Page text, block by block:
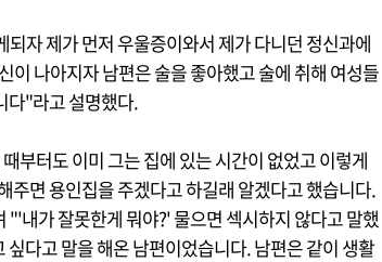
자 제가 먼저 우울증이와서 제가 다니던 정신과에
나아지자 남편은 술을 좋아했고 술에 취해 여성들
다"라고 설명했다.
부터도 이미 그는 집에 있는 시간이 없었고 이렇게
주면 용인집을 주겠다고 하길래 알겠다고 했습니다.
내가 잘못한게 뭐야?' 물으면 섹시하지 않다고 말했
다고 말을 해온 남편이었습니다. 남편은 같이 생활